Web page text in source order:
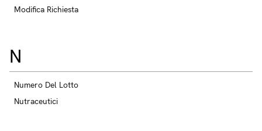
Modifica Richiesta
N
Numero Del Lotto
Nutraceutici